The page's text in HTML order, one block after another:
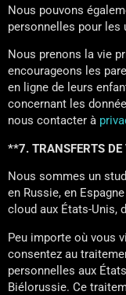
Nous pouvons
personnelles pour les
Nous prenons la vie
encourageons les
en ligne de leurs
concernant les
nous contacter à
**7. TRANSFERTS DE
Nous sommes un
en Russie, en
cloud aux États-Unis,
Peu importe où vous
consentez au
personnelles aux
Biélorussie. Ce